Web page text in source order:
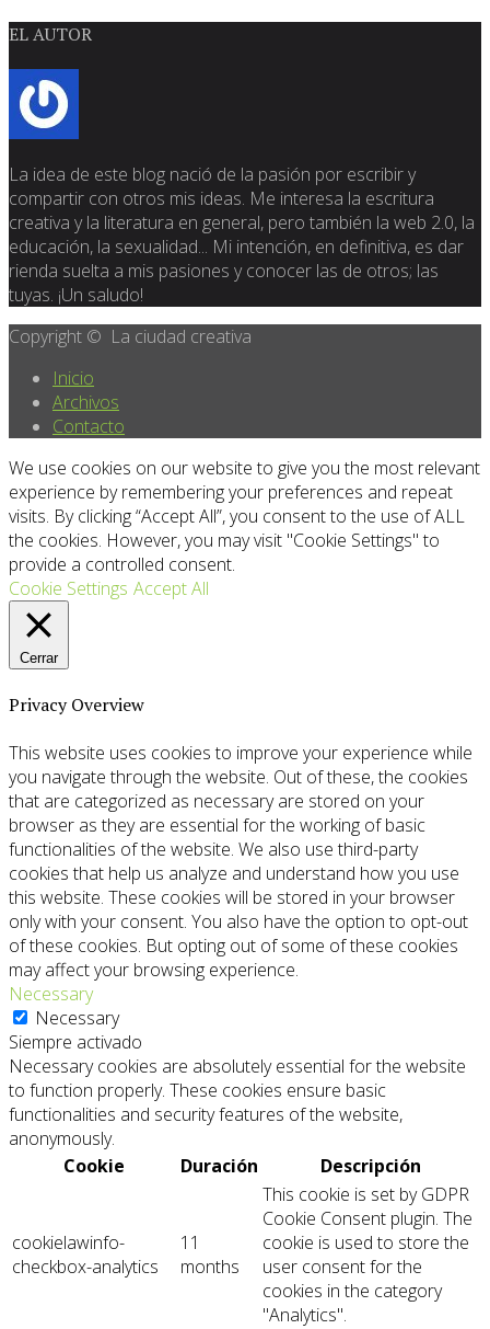
EL AUTOR
La idea de este blog nació de la pasión por escribir y
compartir con otros mis ideas. Me interesa la escritura
creativa y la literatura en general, pero también la web 2.0, la
educación, la sexualidad... Mi intención, en definitiva, es dar
rienda suelta a mis pasiones y conocer las de otros; las
tuyas. ¡Un saludo!
Copyright © La ciudad creativa
Inicio
Archivos
Contacto
We use cookies on our website to give you the most relevant
experience by remembering your preferences and repeat
visits. By clicking “Accept All”, you consent to the use of ALL
the cookies. However, you may visit "Cookie Settings" to
provide a controlled consent.
Cookie Settings Accept All
Cerrar
Privacy Overview
This website uses cookies to improve your experience while
you navigate through the website. Out of these, the cookies
that are categorized as necessary are stored on your
browser as they are essential for the working of basic
functionalities of the website. We also use third-party
cookies that help us analyze and understand how you use
this website. These cookies will be stored in your browser
only with your consent. You also have the option to opt-out
of these cookies. But opting out of some of these cookies
may affect your browsing experience.
Necessary
Necessary
Siempre activado
Necessary cookies are absolutely essential for the website
to function properly. These cookies ensure basic
functionalities and security features of the website,
anonymously.
Cookie
Duración Descripción
cookielawinfo-
checkbox-analytics
11
months
This cookie is set by GDPR
Cookie Consent plugin. The
cookie is used to store the
user consent for the
cookies in the category
"Analytics".